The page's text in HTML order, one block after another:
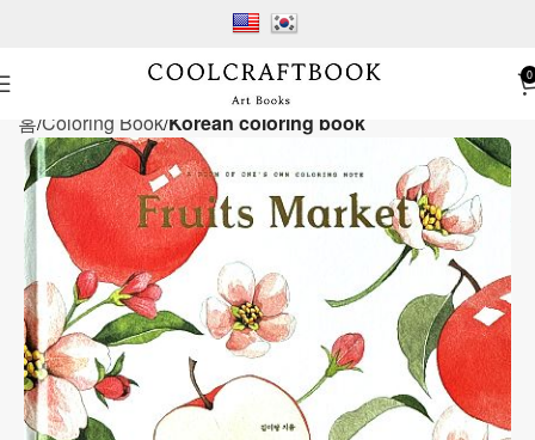
0
홈 Coloring Book Korean coloring book